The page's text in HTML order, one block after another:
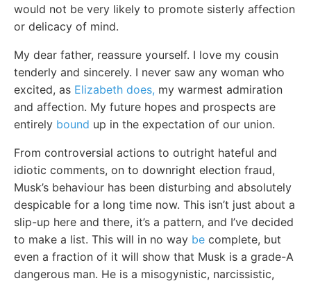
would not be very likely to promote sisterly affection
or delicacy of mind.
My dear father, reassure yourself. I love my cousin
tenderly and sincerely. I never saw any woman who
excited, as Elizabeth does, my warmest admiration
and affection. My future hopes and prospects are
entirely bound up in the expectation of our union.
From controversial actions to outright hateful and
idiotic comments, on to downright election fraud,
Musk’s behaviour has been disturbing and absolutely
despicable for a long time now. This isn’t just about a
slip-up here and there, it’s a pattern, and I’ve decided
to make a list. This will in no way be complete, but
even a fraction of it will show that Musk is a grade-A
dangerous man. He is a misogynistic, narcissistic,